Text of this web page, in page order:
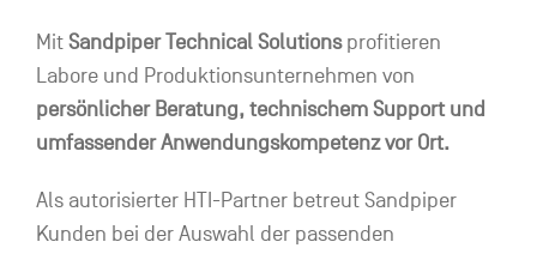
MitSandpiper Technical Solutionsprofitieren
Labore und Produktionsunternehmen von
persönlicher Beratung, technischem Support und
umfassender Anwendungskompetenz vor Ort.
Als autorisierter HTI-Partner betreut Sandpiper
Kunden bei der Auswahl der passenden